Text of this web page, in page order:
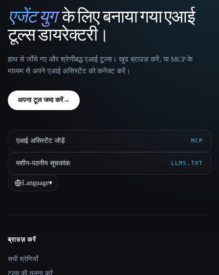
That AI Collection
एजेंट युगके लिए बनाया गया एआई
टूल्स डायरेक्टरी।
हाथ से जाँचे गए और श्रेणीबद्ध एआई टूल्स। खुद ब्राउज़ करें, या MCP के
माध्यम से अपने एआई असिस्टेंट को कनेक्ट करें।
अपना टूल जमा करें→
एआई असिस्टेंट जोड़ें MCP
मशीन-पठनीय सूचकांक LLMS.TXT
Language▾
Site navigation
ब्राउज़ करें
सभी श्रेणियाँ
टूल्स की तुलना करें